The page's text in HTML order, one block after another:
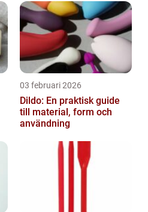
03 februari 2026
Dildo: En praktisk guide
till material, form och
användning